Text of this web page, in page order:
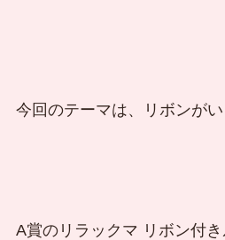
今回のテーマは、リボンが
A賞のリラックマ リボン付